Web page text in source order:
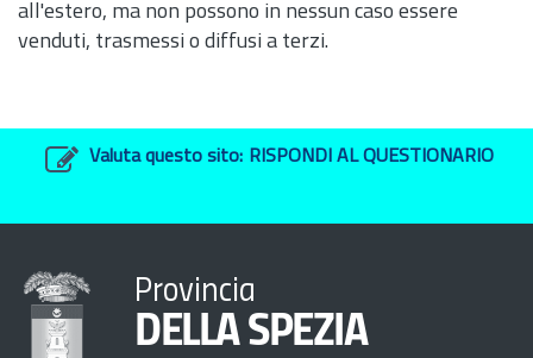
all'estero, ma non possono in nessun caso essere
venduti, trasmessi o diffusi a terzi.
Valuta questo sito: RISPONDI AL QUESTIONARIO
Provincia
DELLA SPEZIA